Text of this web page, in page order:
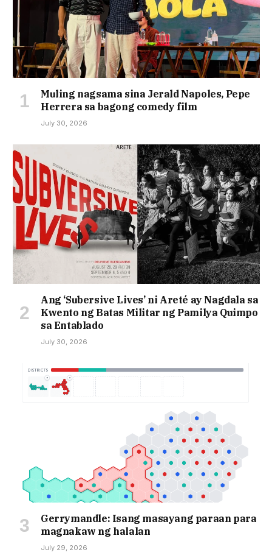
Muling nagsama sina Jerald Napoles, Pepe
Herrera sa bagong comedy film
July 30, 2026
Ang ‘Subersive Lives’ ni Areté ay Nagdala sa
Kwento ng Batas Militar ng Pamilya Quimpo
sa Entablado
July 30, 2026
Gerrymandle: Isang masayang paraan para
magnakaw ng halalan
July 29, 2026